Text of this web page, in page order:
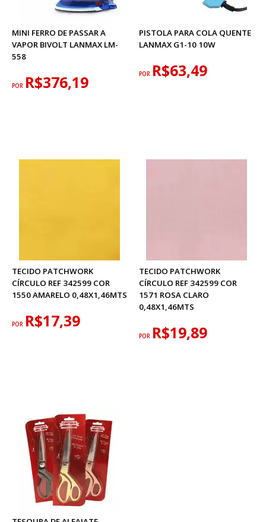
MINI FERRO DE PASSAR A
VAPOR BIVOLT LANMAX LM-
558
POR R$376,19
PISTOLA PARA COLA QUENTE
LANMAX G1-10 10W
POR R$63,49
TECIDO PATCHWORK
CÍRCULO REF 342599 COR
1550 AMARELO 0,48X1,46MTS
POR R$17,39
TECIDO PATCHWORK
CÍRCULO REF 342599 COR
1571 ROSA CLARO
0,48X1,46MTS
POR R$19,89